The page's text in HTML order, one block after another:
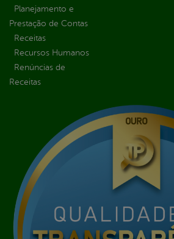
Planejamento e
Prestação de Contas
Receitas
Recursos Humanos
Renúncias de
Receitas